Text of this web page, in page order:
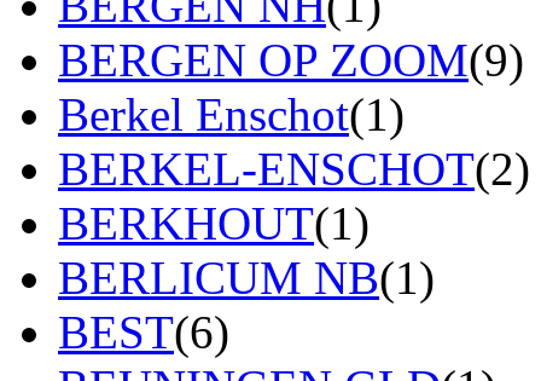
BERGEN OP ZOOM(9)
Berkel Enschot(1)
BERKEL-ENSCHOT(2)
BERKHOUT(1)
BERLICUM NB(1)
BEST(6)